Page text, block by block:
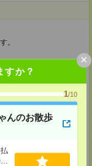
すか？
1/10
んのお散歩
×
。